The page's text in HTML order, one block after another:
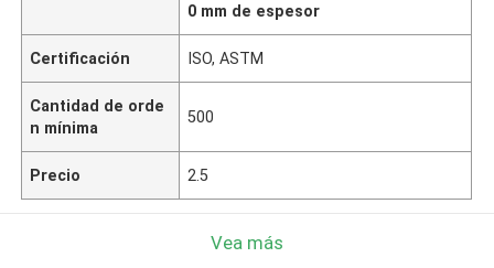
0 mm de espesor
Certificación ISO, ASTM
Cantidad de orde
n mínima
500
Precio 2.5
Vea más